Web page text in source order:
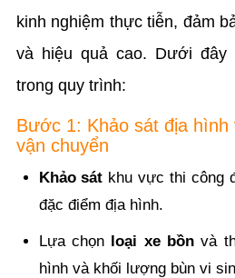
kinh nghiệm thực tiễn, đảm
và hiệu quả cao. Dưới
trong quy trình:
Bước 1: Khảo sát địa hình
vận chuyển
Khảo sát khu vực thi công
đặc điểm địa hình.
Lựa chọn loại xe bồnvà
hình và khối lượng bùn vi